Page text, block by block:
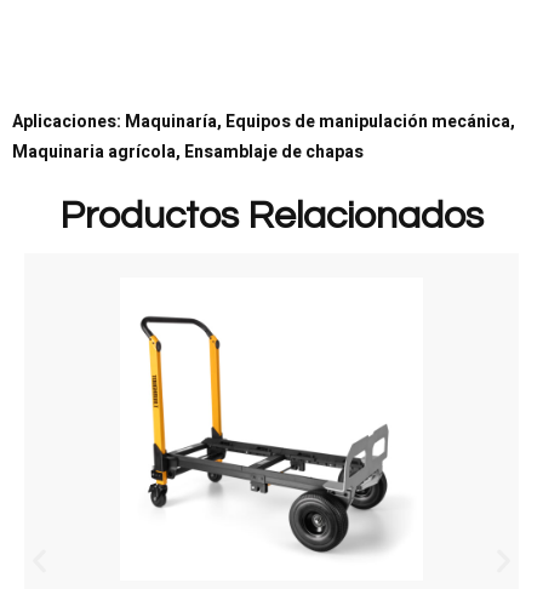
Aplicaciones: Maquinaría, Equipos de manipulación mecánica,
Maquinaria agrícola, Ensamblaje de chapas
Productos Relacionados